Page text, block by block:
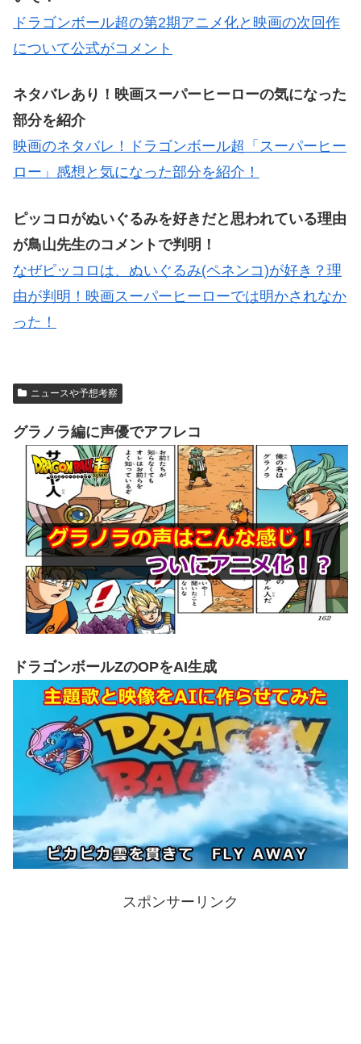
ドラゴンボール超の第2期アニメ化と映画の次回作
について公式がコメント
ネタバレあり！映画スーパーヒーローの気になった
部分を紹介
映画のネタバレ！ドラゴンボール超「スーパーヒー
ロー」感想と気になった部分を紹介！
ピッコロがぬいぐるみを好きだと思われている理由
が鳥山先生のコメントで判明！
なぜピッコロは、ぬいぐるみ(ペネンコ)が好き？理
由が判明！映画スーパーヒーローでは明かされなか
った！
ニュースや予想考察
グラノラ編に声優でアフレコ
ドラゴンボールZのOPをAI生成
スポンサーリンク